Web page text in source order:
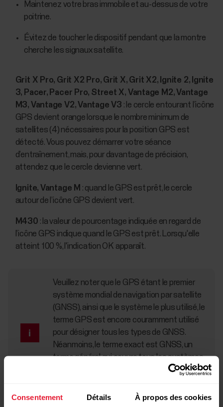
Consentement Détails À propos des cookies
Maintenez votre bras immobile et au-dessus de votre
poitrine.
Évitez de toucher le dispositif pendant que la montre
cherche les signaux satellite.
Grit X Pro, Grit X2 Pro, Grit X, Grit X2, Ignite 2, Ignite
3, Pacer, Pacer Pro, Street X, Vantage M2, Vantage
M3, Vantage V2, Vantage V3 : le cercle entourant l’icône
GPS devient orange lorsque le nombre minimum de
satellites (4) nécessaires pour la position GPS est
détecté. Vous pouvez démarrer votre séance
d’entraînement, mais, pour davantage de précision,
attendez que le cercle devienne vert.
Ignite, Vantage M : quand le GPS est prêt, le cercle
autour de l’icône GPS devient vert.
M430 : la valeur de pourcentage indiquée en regard de
l’icône GPS indique quand le GPS est prêt. Lorsqu'elle
atteint 100 %, l'indication OK apparaît.
Veuillez noter que le GPS étant le premier
système mondial de navigation par satellite
(GNSS), ainsi que le système le plus utilisé, le
terme GPS est encore couramment utilisé
pour désigner tous les types de GNSS.
Néanmoins, le terme exact est GNSS, un
terme général qui couvre tous les systèmes
de positionnement par satellite, y compris le